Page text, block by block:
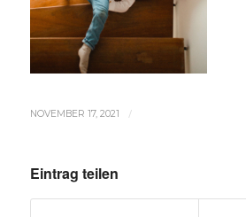
NOVEMBER 17, 2021 /
Eintrag teilen